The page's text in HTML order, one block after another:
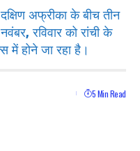
अफ्रीका के बीच तीन
रविवार को रांची के
में होने जा रहा है।
5 Min Read